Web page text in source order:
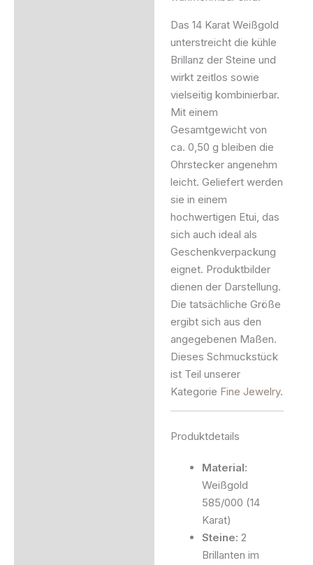
Das 14 Karat Weißgold
unterstreicht die kühle
Brillanz der Steine und
wirkt zeitlos sowie
vielseitig kombinierbar.
Mit einem
Gesamtgewicht von
ca. 0,50 g bleiben die
Ohrstecker angenehm
leicht. Geliefert werden
sie in einem
hochwertigen Etui, das
sich auch ideal als
Geschenkverpackung
eignet. Produktbilder
dienen der Darstellung.
Die tatsächliche Größe
ergibt sich aus den
angegebenen Maßen.
Dieses Schmuckstück
ist Teil unserer
Kategorie Fine Jewelry.
Produktdetails
Material:
Weißgold
585/000 (14
Karat)
Steine: 2
Brillanten im